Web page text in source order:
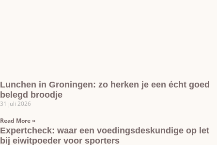
Lunchen in Groningen: zo herken je een écht goed
belegd broodje
31 juli 2026
Read More »
Expertcheck: waar een voedingsdeskundige op let
bij eiwitpoeder voor sporters